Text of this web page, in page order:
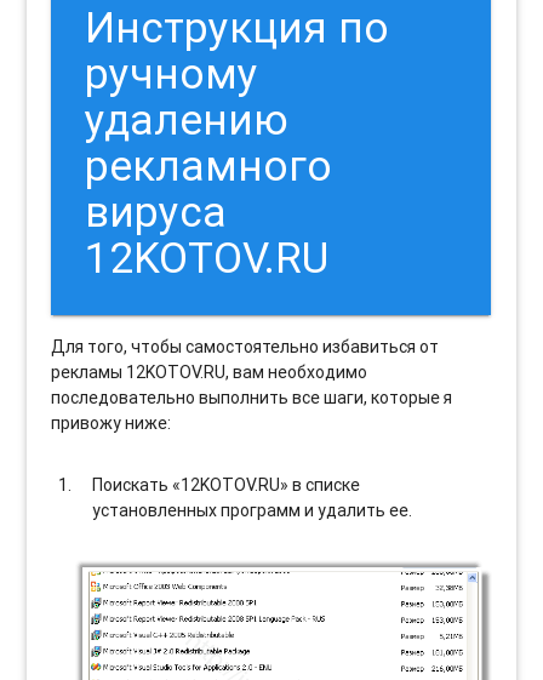
Инструкция по
ручному
удалению
рекламного
вируса
12KOTOV.RU
Для того, чтобы самостоятельно избавиться от
рекламы 12KOTOV.RU, вам необходимо
последовательно выполнить все шаги, которые я
привожу ниже:
Поискать «12KOTOV.RU» в списке
установленных программ и удалить ее.